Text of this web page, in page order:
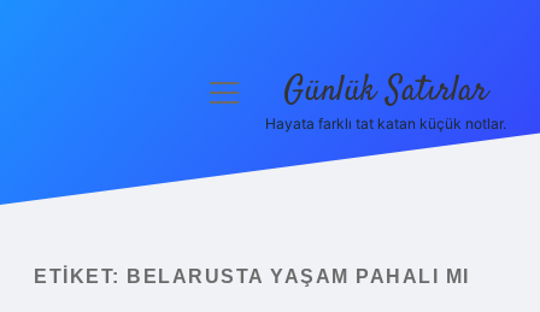
Yasal Uyarı
menüyü Günlük Satırlar
Hayata farklı tat katan küçük notlar.
ETIKET: BELARUSTA YAŞAM PAHALI MI